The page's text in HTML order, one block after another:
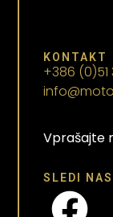
KONTAKT
+386 (0)51
Vprašajte
SLEDI NAS